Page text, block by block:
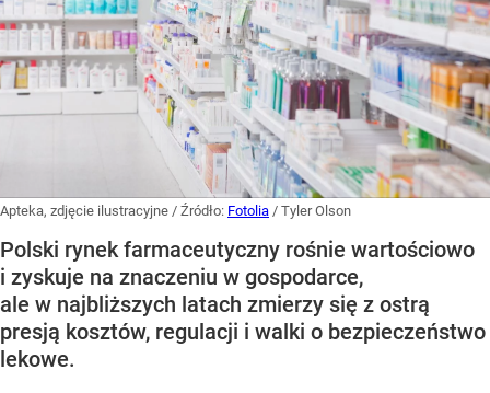
Apteka, zdjęcie ilustracyjne / Źródło: Fotolia / Tyler Olson
Polski rynek farmaceutyczny rośnie wartościowo
i zyskuje na znaczeniu w gospodarce,
ale w najbliższych latach zmierzy się z ostrą
presją kosztów, regulacji i walki o bezpieczeństwo
lekowe.